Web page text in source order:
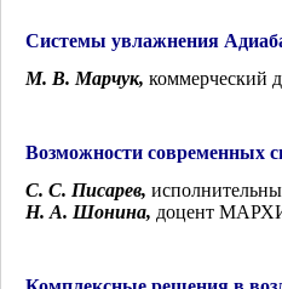
Системы увлажнения
М. В. Марчук, коммерческий
Возможности современных
С. С. Писарев,
Н. А. Шонина, доцент